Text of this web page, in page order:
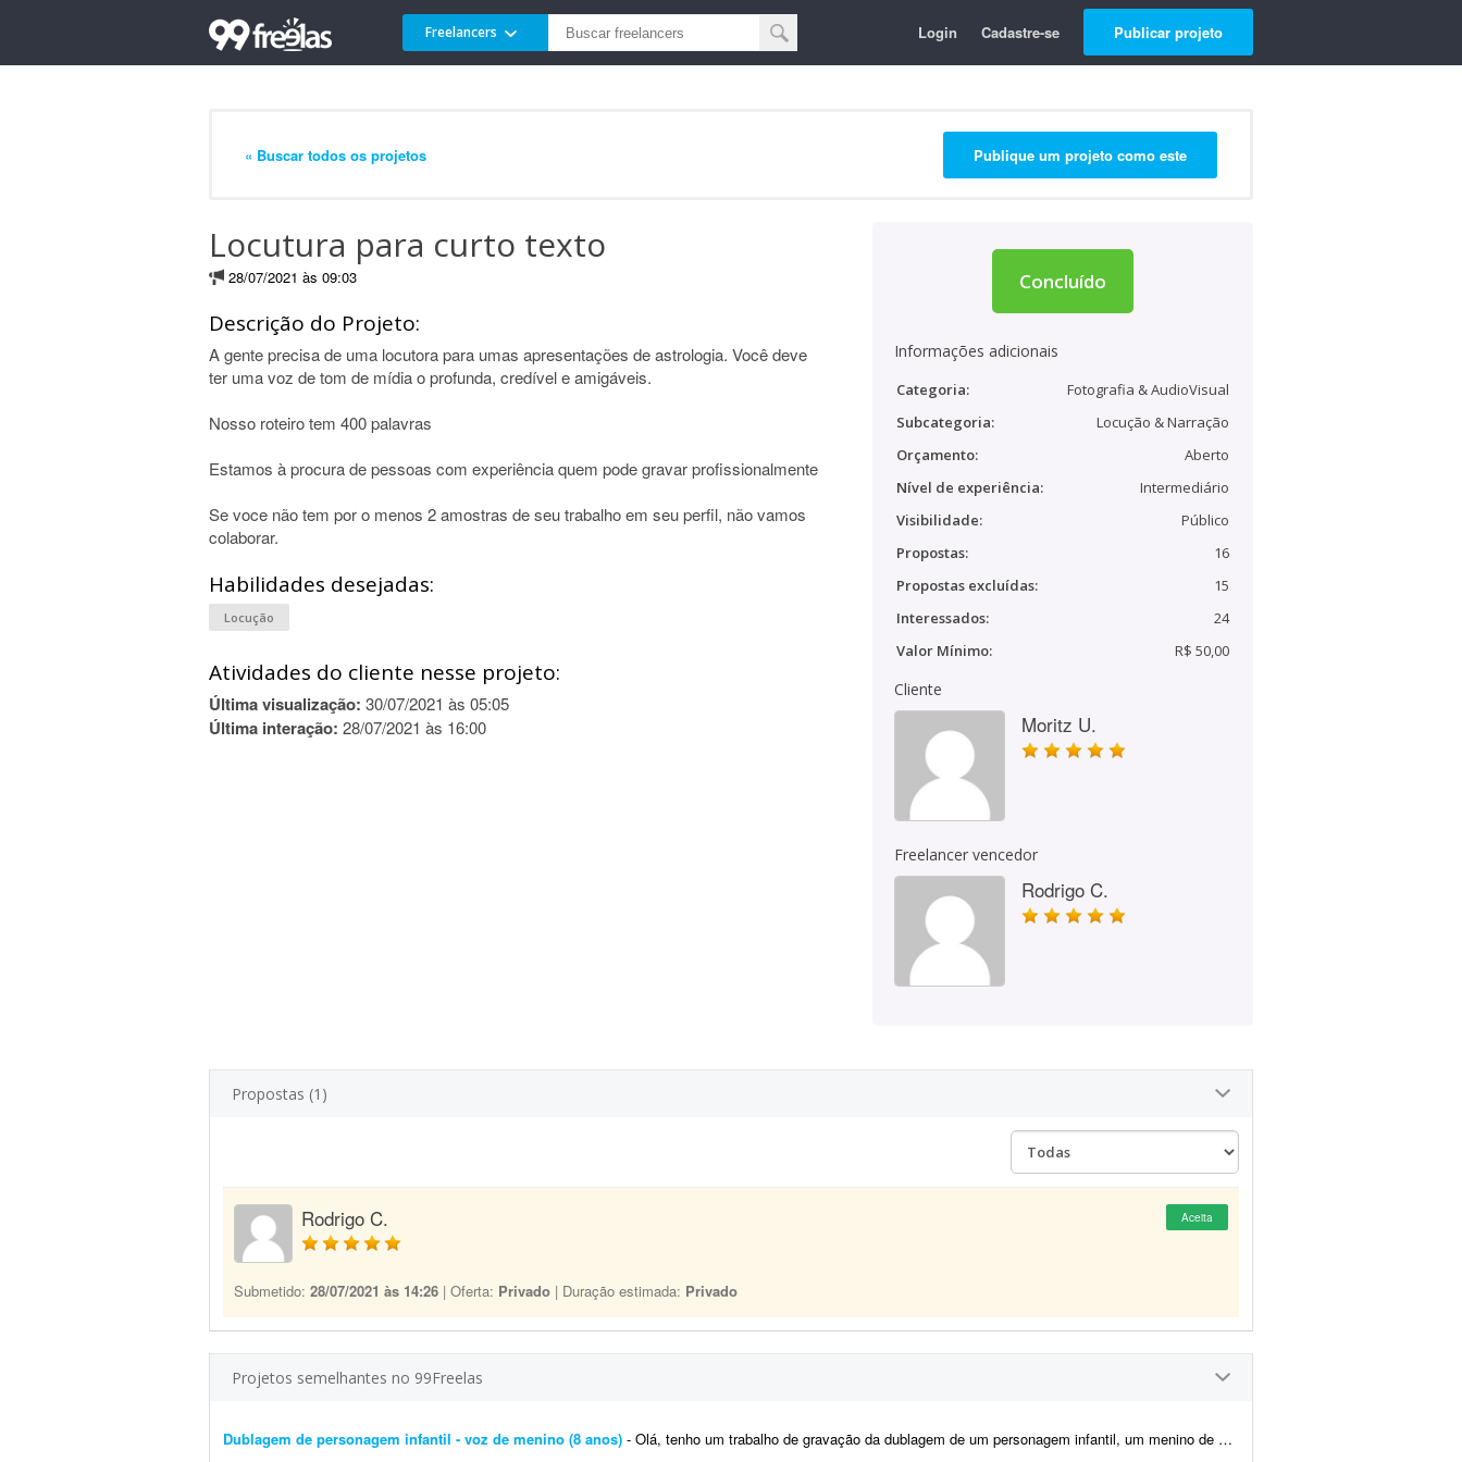
Freelancers Login Cadastre-se Publicar projeto
« Buscar todos os projetos Publique um projeto como este
Locutura para curto texto
28/07/2021 às 09:03
Descrição do Projeto:
A gente precisa de uma locutora para umas apresentações de astrologia. Você deve
ter uma voz de tom de mídia o profunda, credível e amigáveis.
Nosso roteiro tem 400 palavras
Estamos à procura de pessoas com experiência quem pode gravar profissionalmente
Se voce não tem por o menos 2 amostras de seu trabalho em seu perfil, não vamos
colaborar.
Habilidades desejadas:
Locução
Atividades do cliente nesse projeto:
Última visualização: 30/07/2021 às 05:05
Última interação: 28/07/2021 às 16:00
Concluído
Informações adicionais
Categoria:
Fotografia & AudioVisual
Subcategoria:
Locução & Narração
Orçamento:
Aberto
Nível de experiência:
Intermediário
Visibilidade:
Público
Propostas:
16
Propostas excluídas:
15
Interessados:
24
Valor Mínimo:
R$ 50,00
Cliente
Moritz U.
Freelancer vencedor
Rodrigo C.
Propostas (1)
Rodrigo C. Aceita
Submetido: 28/07/2021 às 14:26 | Oferta: Privado | Duração estimada: Privado
Projetos semelhantes no 99Freelas
Dublagem de personagem infantil - voz de menino (8 anos) - Olá, tenho um trabalho de gravação da dublagem de um personagem infantil, um menino de aproximadamente 8 anos de idade. Seriam 14 roteiros (os roteiros estão no arquivo ...